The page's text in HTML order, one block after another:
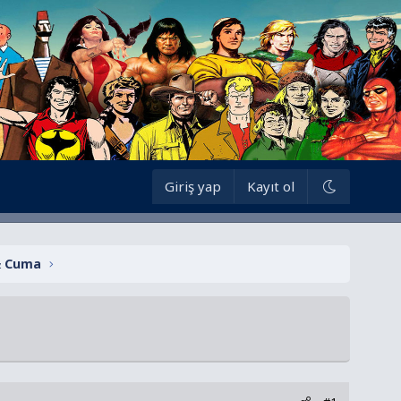
Giriş yap Kayıt ol
Cuma